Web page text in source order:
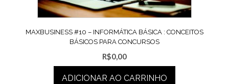
MAXBUSINESS #10 – INFORMÁTICA BÁSICA : CONCEITOS
BÁSICOS PARA CONCURSOS
R$0,00
ADICIONAR AO CARRINHO